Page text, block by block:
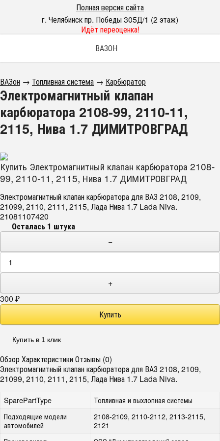
Полная версия сайта
г. Челябинск пр. Победы 305Д/1 (2 этаж)
Идёт переоценка!
ВАЗОН
ВАЗон → Топливная система → Карбюратор
Электромагнитный клапан
карбюратора 2108-99, 2110-11,
2115, Нива 1.7 ДИМИТРОВГРАД
Купить Электромагнитный клапан карбюратора 2108-
99, 2110-11, 2115, Нива 1.7 ДИМИТРОВГРАД
Электромагнитный клапан карбюратора для ВАЗ 2108, 2109,
21099, 2110, 2111, 2115, Лада Нива 1.7 Lada Niva.
21081107420
Осталась 1 штука
−
+
300 ₽
Купить в 1 клик
ОбзорХарактеристикиОтзывы (0)
Электромагнитный клапан карбюратора для ВАЗ 2108, 2109,
21099, 2110, 2111, 2115, Лада Нива 1.7 Lada Niva.
SparePartType
Топливная и выхлопная системы
Подходящие модели
автомобилей
2108-2109, 2110-2112, 2113-2115,
2121